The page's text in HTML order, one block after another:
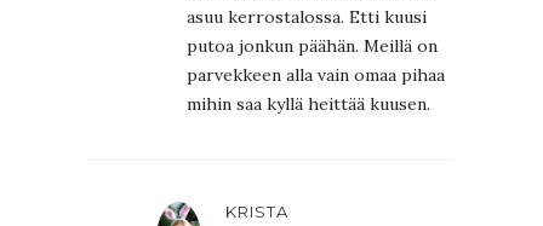
asuu kerrostalossa. Etti kuusi
putoa jonkun päähän. Meillä on
parvekkeen alla vain omaa pihaa
mihin saa kyllä heittää kuusen.
KRISTA